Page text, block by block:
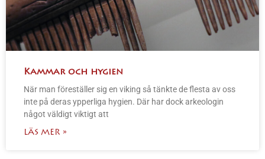
Kammar och hygien
När man föreställer sig en viking så tänkte de flesta av oss
inte på deras ypperliga hygien. Där har dock arkeologin
något väldigt viktigt att
LÄS MER »